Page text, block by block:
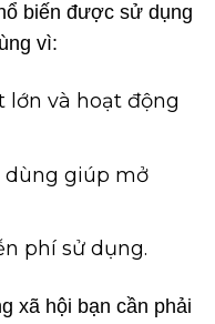
biến được sử dụng
vì:
lớn và hoạt động
dùng giúp mở
phí sử dụng.
xã hội bạn cần phải